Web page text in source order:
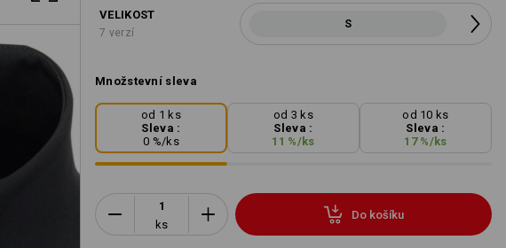
VELIKOST
7 verzí
S
Množstevní sleva
od 1 ks
Sleva :
0 %/ks
od 3 ks
Sleva :
11 %/ks
od 10 ks
Sleva :
17%/ks
ks
Do košíku